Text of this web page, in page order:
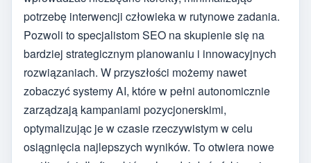
potrzebę interwencji człowieka w rutynowe zadania.
Pozwoli to specjalistom SEO na skupienie się na
bardziej strategicznym planowaniu i innowacyjnych
rozwiązaniach. W przyszłości możemy nawet
zobaczyć systemy AI, które w pełni autonomicznie
zarządzają kampaniami pozycjonerskimi,
optymalizując je w czasie rzeczywistym w celu
osiągnięcia najlepszych wyników. To otwiera nowe